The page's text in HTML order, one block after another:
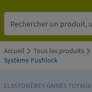
Accueil Tous les produits
Système Pushlock
ELASTOMÈRES GAINES TUYAUX